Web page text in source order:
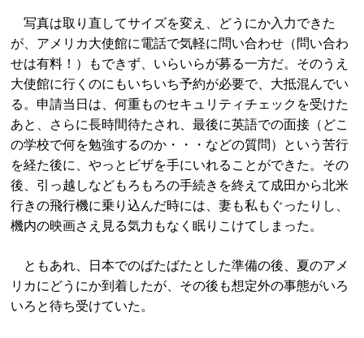
写真は取り直してサイズを変え、どうにか入力できた
が、アメリカ大使館に電話で気軽に問い合わせ（問い合わ
せは有料！）もできず、いらいらが募る一方だ。そのうえ
大使館に行くのにもいちいち予約が必要で、大抵混んでい
る。申請当日は、何重ものセキュリティチェックを受けた
あと、さらに長時間待たされ、最後に英語での面接（どこ
の学校で何を勉強するのか・・・などの質問）という苦行
を経た後に、やっとビザを手にいれることができた。その
後、引っ越しなどもろもろの手続きを終えて成田から北米
行きの飛行機に乗り込んだ時には、妻も私もぐったりし、
機内の映画さえ見る気力もなく眠りこけてしまった。
ともあれ、日本でのばたばたとした準備の後、夏のアメ
リカにどうにか到着したが、その後も想定外の事態がいろ
いろと待ち受けていた。